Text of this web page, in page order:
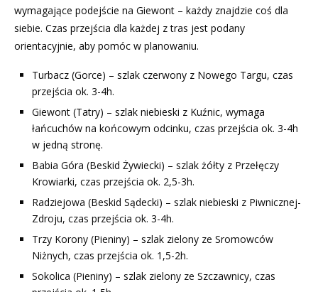
wymagające podejście na Giewont – każdy znajdzie coś dla
siebie. Czas przejścia dla każdej z tras jest podany
orientacyjnie, aby pomóc w planowaniu.
Turbacz (Gorce) – szlak czerwony z Nowego Targu, czas
przejścia ok. 3-4h.
Giewont (Tatry) – szlak niebieski z Kuźnic, wymaga
łańcuchów na końcowym odcinku, czas przejścia ok. 3-4h
w jedną stronę.
Babia Góra (Beskid Żywiecki) – szlak żółty z Przełęczy
Krowiarki, czas przejścia ok. 2,5-3h.
Radziejowa (Beskid Sądecki) – szlak niebieski z Piwnicznej-
Zdroju, czas przejścia ok. 3-4h.
Trzy Korony (Pieniny) – szlak zielony ze Sromowców
Niżnych, czas przejścia ok. 1,5-2h.
Sokolica (Pieniny) – szlak zielony ze Szczawnicy, czas